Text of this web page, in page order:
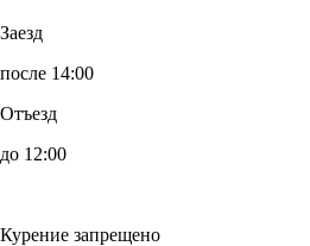
Заезд
после 14:00
Отъезд
до 12:00
Курение запрещено